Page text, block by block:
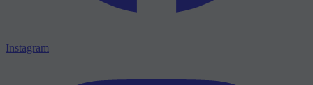
Instagram